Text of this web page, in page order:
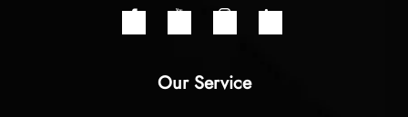
Our Service